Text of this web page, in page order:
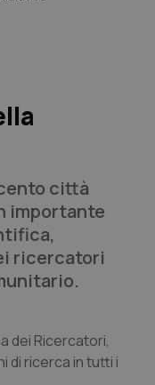
città
importante
ricercatori
dei Ricercatori,
di ricerca in tutti i